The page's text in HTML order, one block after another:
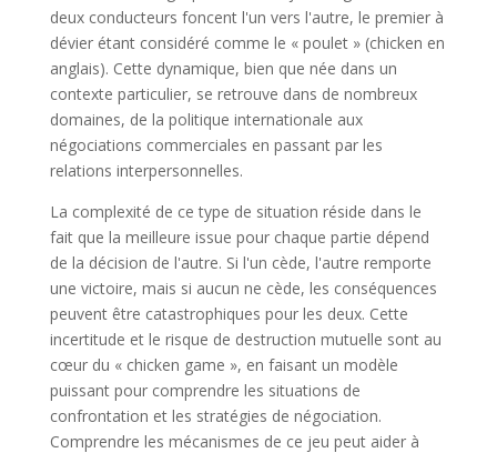
deux conducteurs foncent l'un vers l'autre, le premier à
dévier étant considéré comme le « poulet » (chicken en
anglais). Cette dynamique, bien que née dans un
contexte particulier, se retrouve dans de nombreux
domaines, de la politique internationale aux
négociations commerciales en passant par les
relations interpersonnelles.
La complexité de ce type de situation réside dans le
fait que la meilleure issue pour chaque partie dépend
de la décision de l'autre. Si l'un cède, l'autre remporte
une victoire, mais si aucun ne cède, les conséquences
peuvent être catastrophiques pour les deux. Cette
incertitude et le risque de destruction mutuelle sont au
cœur du « chicken game », en faisant un modèle
puissant pour comprendre les situations de
confrontation et les stratégies de négociation.
Comprendre les mécanismes de ce jeu peut aider à